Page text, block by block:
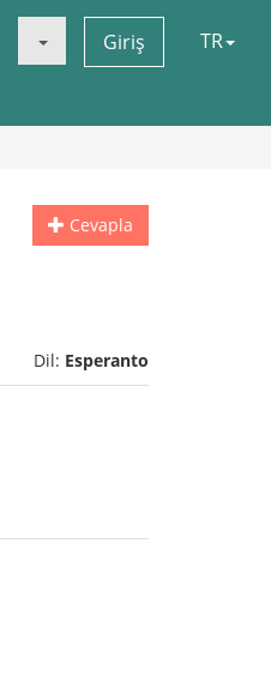
Giriş TR
Cevapla
Dil: Esperanto